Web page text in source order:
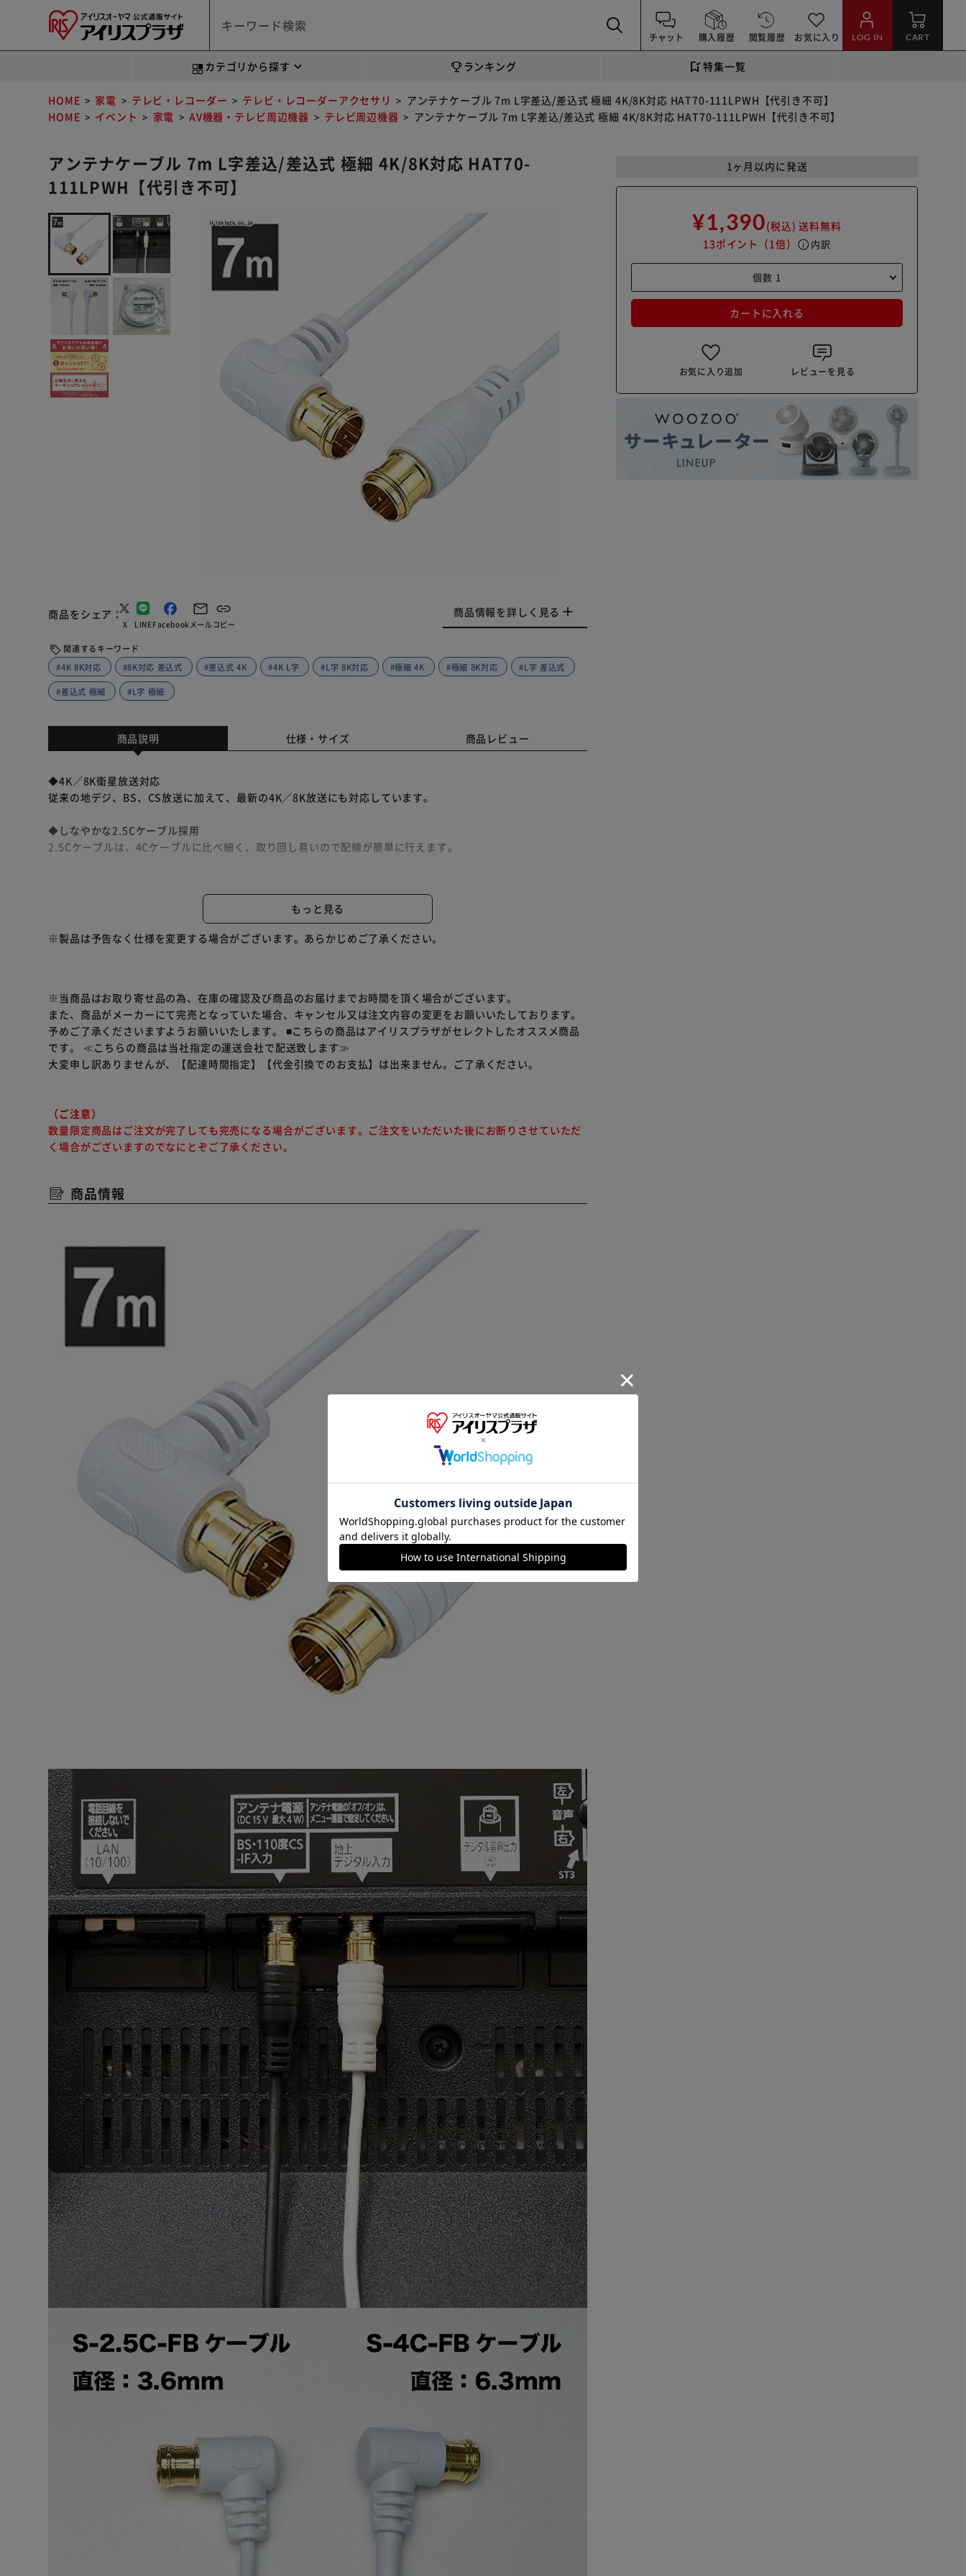
チャット 購入履歴 閲覧履歴 お気に入り LOG IN CART
カテゴリから探す ランキング 特集一覧
HOME 家電 テレビ・レコーダー テレビ・レコーダーアクセサリ
アンテナケーブル 7m L字差込/差込式 極細 4K/8K対応 HAT70-111LPWH【代引き不可】
HOME
イベント 家電 AV機器・テレビ周辺機器 テレビ周辺機器 アンテナケーブル 7m L字差込/差込式 極細 4K/8K対応 HAT70-111LPWH【代引き不可】
アンテナケーブル 7m L字差込/差込式 極細 4K/8K対応 HAT70-
111LPWH【代引き不可】
商品をシェア
X LINEFacebook メールコピー
商品情報を詳しく見る
関連するキーワード
#4K 8K対応
#8K対応 差込式 #差込式 4K #4K L字 #L字 8K対応 #極細 4K #極細 8K対応 #L字 差込式
#差込式 極細 #L字 極細
1ヶ月以内に発送
¥1,390(税込) 送料無料
13ポイント （1倍） info 内訳
カートに入れる
お気に入り追加 レビューを見る
商品説明 仕様・サイズ 商品レビュー
◆4K／8K衛星放送対応
従来の地デジ、BS、CS放送に加えて、最新の4K／8K放送にも対応しています。
◆しなやかな2.5Cケーブル採用
2.5Cケーブルは、4Cケーブルに比べ細く、取り回し易いので配線が簡単に行えます。
L字差込式コネクタは、狭い隙間にあるアンテナコンセントへの接続に最適です。機器にはもう一方の差込式コ
◆信号が劣化しにくい両端子金メッキ仕様
もっと見る
※製品は予告なく仕様を変更する場合がございます。あらかじめご了承ください。
※当商品はお取り寄せ品の為、在庫の確認及び商品のお届けまでお時間を頂く場合がございます。
また、商品がメーカーにて完売となっていた場合、キャンセル又は注文内容の変更をお願いいたしております。
予めご了承くださいますようお願いいたします。 ■こちらの商品はアイリスプラザがセレクトしたオススメ商品
です。 ≪こちらの商品は当社指定の運送会社で配送致します≫
大変申し訳ありませんが、【配達時間指定】【代金引換でのお支払】は出来ません。ご了承ください。
（ご注意）
数量限定商品はご注文が完了しても完売になる場合がございます。ご注文をいただいた後にお断りさせていただ
く場合がございますのでなにとぞご了承ください。
商品情報
※ご確認ください